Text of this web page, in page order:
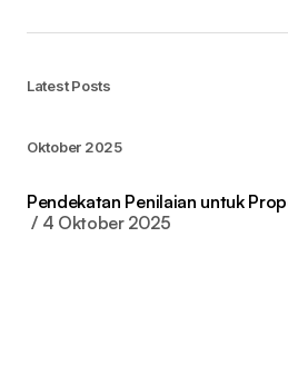
Latest Posts
Oktober 2025
Pendekatan Penilaian untuk
4 Oktober 2025